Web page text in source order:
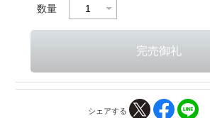
数量
シェアする